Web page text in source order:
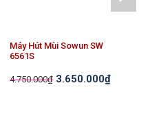
Máy Hút Mùi Sowun SW
6561S
4.750.000₫ 3.650.000₫